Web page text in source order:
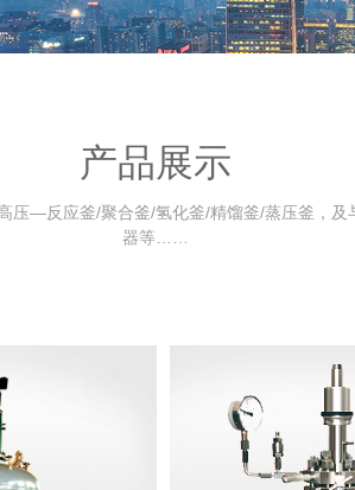
产品展示
压—反应釜/聚合釜/氢化釜/精馏釜/蒸压釜，及
器等……